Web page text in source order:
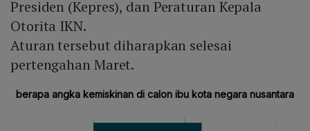
Presiden (Kepres), dan Peraturan Kepala
Otorita IKN.
Aturan tersebut diharapkan selesai
pertengahan Maret.